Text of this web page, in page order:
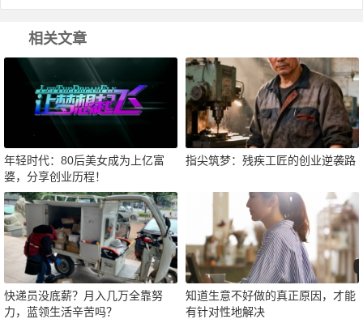
相关文章
年轻时代：80后美女成为上亿富
婆，分享创业历程！
指尖筑梦：残疾工匠的创业逆袭路
快递员没底薪？月入几万全靠努
力，蓝领生活辛苦吗？
知道生意不好做的真正原因，才能
有针对性地解决